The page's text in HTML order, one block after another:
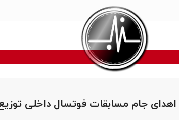
اهدای جام مسابقات فوتسال داخلی